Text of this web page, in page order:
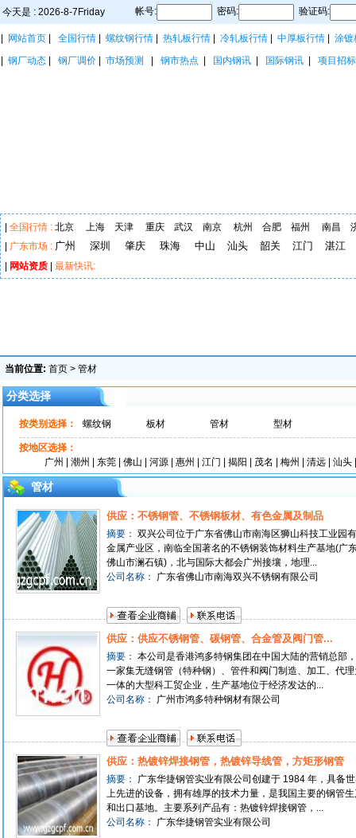
今天是 : 2026-8-7Friday 帐号: 密码: 验证码:
网站首页 全国行情 螺纹钢行情 热轧板行情 冷轧板行情 中厚板行情
涂镀
钢厂动态 钢厂调价 市场预测 钢市热点 国内钢讯 国际钢讯 项目招标
全国行情 : 北京 上海 天津 重庆 武汉 南京 杭州 合肥 福州 南昌
广东市场 : 广州 深圳 肇庆 珠海 中山 汕头 韶关 江门 湛江
网站资质 最新快讯:
当前位置: 首页 > 管材
分类选择
按类别选择： 螺纹钢 板材 管材 型材
按地区选择：
广州
潮州 东莞 佛山 河源 惠州 江门 揭阳 茂名 梅州 清远 汕头
管材
供应：不锈钢管、不锈钢板材、有色金属及制品
摘要： 双兴公司位于广东省佛山市南海区狮山科技工业园
金属产业区，南临全国著名的不锈钢装饰材料生产基地(广
佛山市澜石镇)，北与国际大都会广州接壤，地理...
公司名称：
广东省佛山市南海双兴不锈钢有限公司
供应：供应不锈钢管、碳钢管、合金管及阀门管...
摘要： 本公司是香港鸿多特钢集团在中国大陆的营销总部
一家集无缝钢管（特种钢）、管件和阀门制造、加工、代
一体的大型科工贸企业，生产基地位于经济发达的...
公司名称：
广州市鸿多特种钢材有限公司
供应：热镀锌焊接钢管，热镀锌导线管，方矩形钢管
摘要：
广东华捷钢管实业有限公司创建于 1984 年，具备
上先进的设备，拥有雄厚的技术力量，是我国主要的钢管
和出口基地。主要系列产品有：热镀锌焊接钢管，...
公司名称：
广东华捷钢管实业有限公司